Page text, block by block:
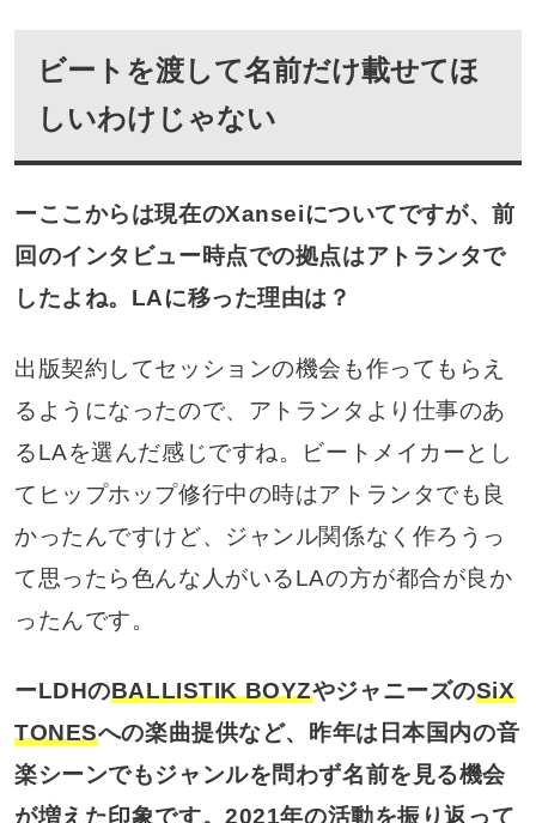
ビートを渡して名前だけ載せてほ
しいわけじゃない
ーここからは現在のXanseiについてですが、前
回のインタビュー時点での拠点はアトランタで
したよね。LAに移った理由は？
出版契約してセッションの機会も作ってもらえ
るようになったので、アトランタより仕事のあ
るLAを選んだ感じですね。ビートメイカーとし
てヒップホップ修行中の時はアトランタでも良
かったんですけど、ジャンル関係なく作ろうっ
て思ったら色んな人がいるLAの方が都合が良か
ったんです。
ーLDHのBALLISTIK BOYZやジャニーズのSiX
TONESへの楽曲提供など、昨年は日本国内の音
楽シーンでもジャンルを問わず名前を見る機会
が増えた印象です。2021年の活動を振り返って